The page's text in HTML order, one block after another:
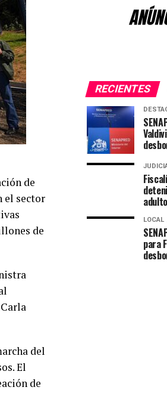
de
el sector
de
del
El
de
RECIENTES
LOCAL
para